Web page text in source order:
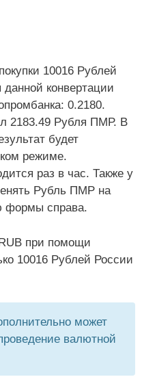
10016 Рублей
конвертации
0.2180.
2183.49 Рубля ПМР. В
будет
режиме.
раз в час. Также у
Рубль ПМР на
формы справа.
при помощи
10016 Рублей России
может
валютной